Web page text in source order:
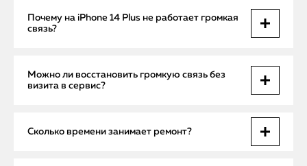
Почему на iPhone 14 Plus не работает громкая
связь?
Причины — поломка динамика, сбой аудиокодека или
засор порта. Проблема может быть аппаратной или
Можно ли восстановить громкую связь без
визита в сервис?
перезагрузкой. Аппаратные проблемы требуют
Сколько времени занимает ремонт?